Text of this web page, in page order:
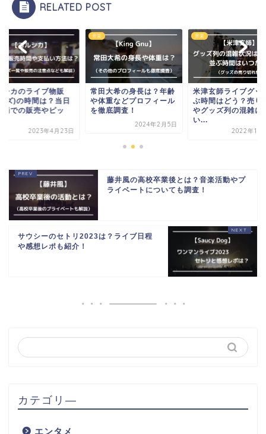
RELATED POST
シカのライブ物販
ズ)の時間は？当日
場での販売やピッ
2023年4月23日
音楽
常田大希の身長は？年齢
や体重などプロフィール
を徹底調査！
2024年2月5日
音楽
米津玄師ライブグッ
ぶ時間はどう？売り
やグッズ列の混雑に
い...
2022年10
藤井風の高校卒業後とは？音楽活動やプ
ライベートについても調査！
サウシーのセトリ2023は？ライブ日程
や感想レポも紹介！
カテゴリ―
エンタメ